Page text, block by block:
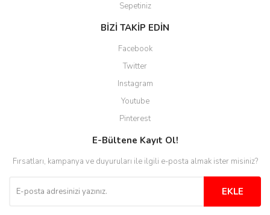
Sepetiniz
BİZİ TAKİP EDİN
Facebook
Twitter
Instagram
Youtube
Pinterest
E-Bültene Kayıt Ol!
Fırsatları, kampanya ve duyuruları ile ilgili e-posta almak ister misiniz?
EKLE